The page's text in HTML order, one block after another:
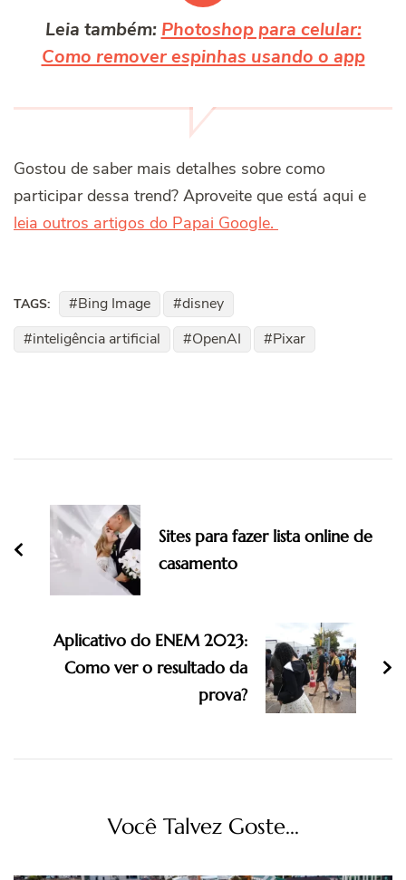
Leia também: Photoshop para celular:
Como remover espinhas usando o app
Gostou de saber mais detalhes sobre como
participar dessa trend? Aproveite que está aqui e
leia outros artigos do Papai Google.
TAGS: Bing Image
disney
inteligência artificial
OpenAI Pixar
Navigation
Sites para fazer lista online de
casamento
Aplicativo do ENEM 2023:
Como ver o resultado da
prova?
Você Talvez Goste...